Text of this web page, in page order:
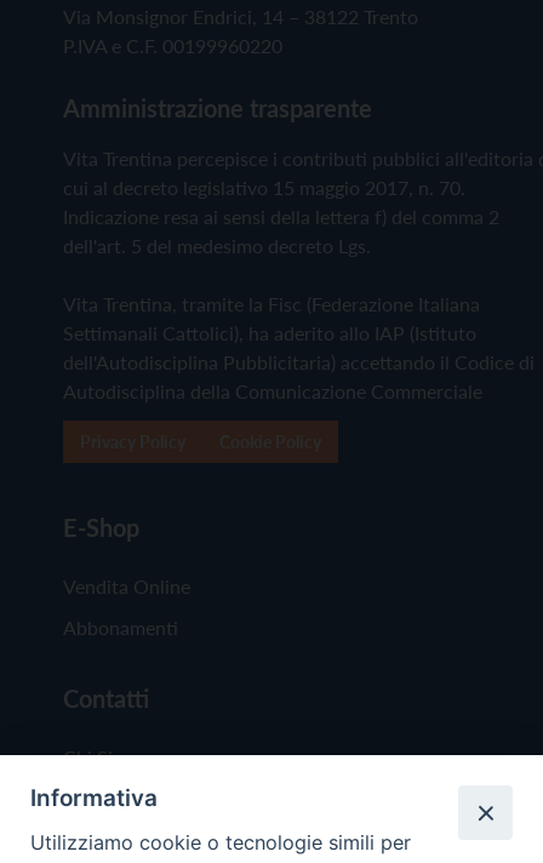
Via Monsignor Endrici, 14 – 38122 Trento
P.IVA e C.F. 00199960220
Amministrazione trasparente
Vita Trentina percepisce i contributi pubblici all'editoria
cui al decreto legislativo 15 maggio 2017, n. 70.
Indicazione resa ai sensi della lettera f) del comma 2
dell'art. 5 del medesimo decreto Lgs.
Vita Trentina, tramite la Fisc (Federazione Italiana
Settimanali Cattolici), ha aderito allo IAP (Istituto
dell'Autodisciplina Pubblicitaria) accettando il Codice di
Autodisciplina della Comunicazione Commerciale
E-Shop
Vendita Online
Abbonamenti
Contatti
Chi Siamo
Redazione
Scrivici
Informativa
Utilizziamo cookie o tecnologie simili per